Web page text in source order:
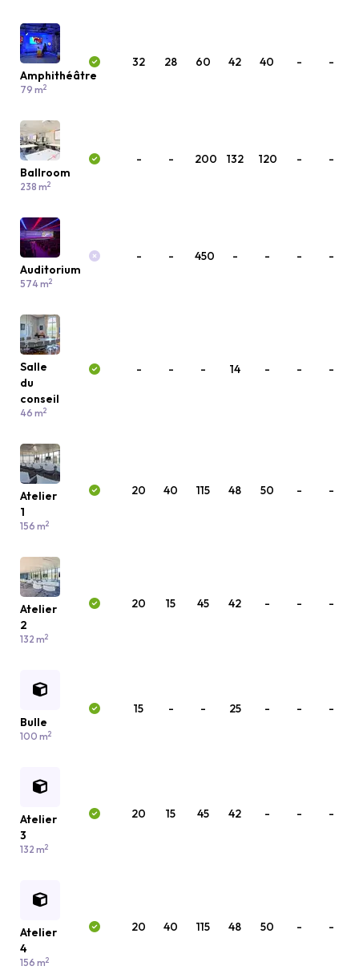
Amphithéâtre
79 m2
32 28 60 42 40 - -
Ballroom
238 m2
- - 200 132 120 - -
Auditorium
574 m2
- - 450 - - - -
Salle
du
conseil
46 m2
- - - 14 - - -
Atelier
1
156 m2
20 40 115 48 50 - -
Atelier
2
132 m2
20 15 45 42 - - -
Bulle
100 m2
15 - - 25 - - -
Atelier
3
132 m2
20 15 45 42 - - -
Atelier
4
156 m2
20 40 115 48 50 - -